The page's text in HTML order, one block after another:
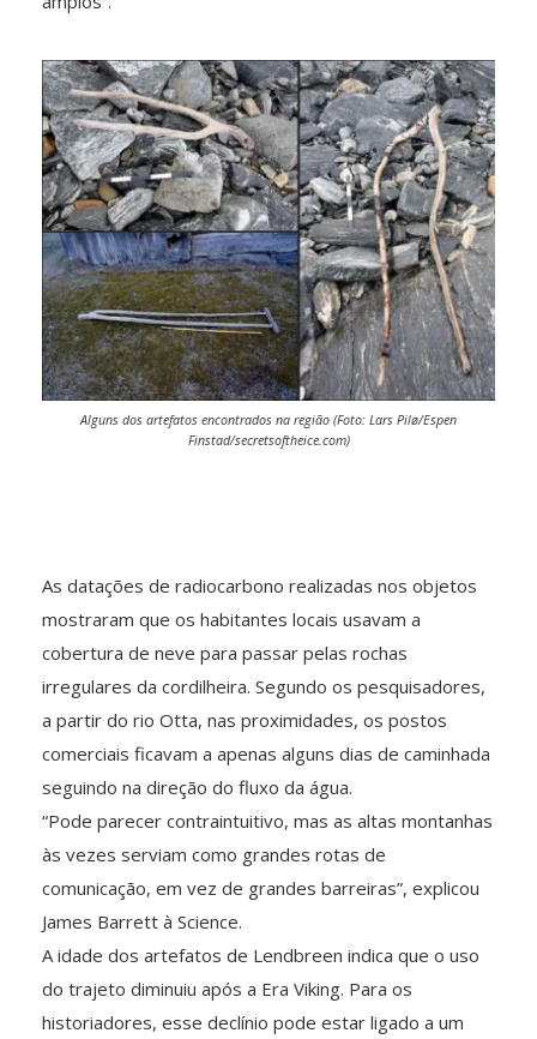
Alguns dos artefatos encontrados na região (Foto: Lars Pilø/Espen
Finstad/secretsoftheice.com)
As datações de radiocarbono realizadas nos objetos
mostraram que os habitantes locais usavam a
cobertura de neve para passar pelas rochas
irregulares da cordilheira. Segundo os pesquisadores,
a partir do rio Otta, nas proximidades, os postos
comerciais ficavam a apenas alguns dias de caminhada
seguindo na direção do fluxo da água.
“Pode parecer contraintuitivo, mas as altas montanhas
às vezes serviam como grandes rotas de
comunicação, em vez de grandes barreiras”, explicou
James Barrett à Science.
A idade dos artefatos de Lendbreen indica que o uso
do trajeto diminuiu após a Era Viking. Para os
historiadores, esse declínio pode estar ligado a um